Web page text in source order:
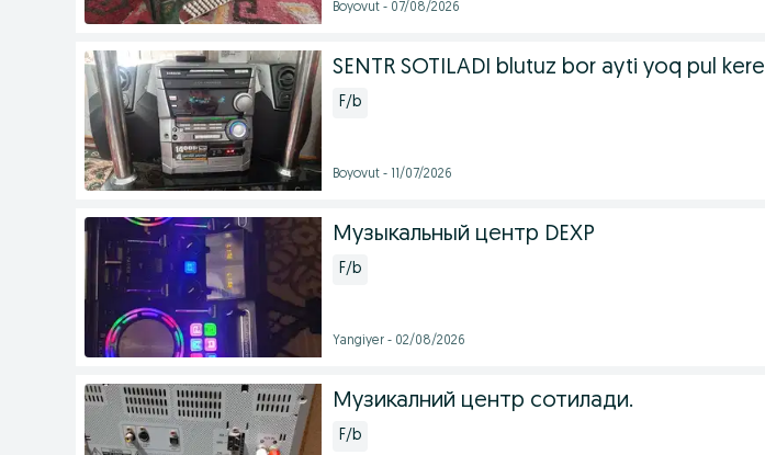
Boyovut - 07/08/2026
SENTR SOTILADI blutuz bor ayti yoq pul kere
F/b
Boyovut - 11/07/2026
Музыкальный центр DEXP
F/b
Yangiyer - 02/08/2026
Музикалний центр сотилади.
F/b